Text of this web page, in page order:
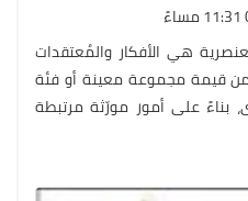
هي الأفكار والمُعتقدات
من قيمة مجموعة معينة أو فئة
بناءً على أمور مورّثة مرتبطة